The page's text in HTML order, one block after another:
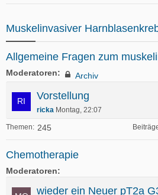
Muskelinvasiver
Allgemeine Fragen zum
Moderatoren Archiv
Themen 245
Vorstellung
ricka Montag, 22:07
Chemotherapie
Moderatoren